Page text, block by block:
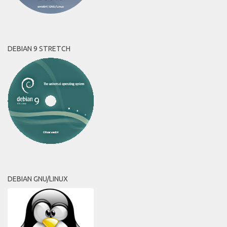
DEBIAN 9 STRETCH
DEBIAN GNU/LINUX